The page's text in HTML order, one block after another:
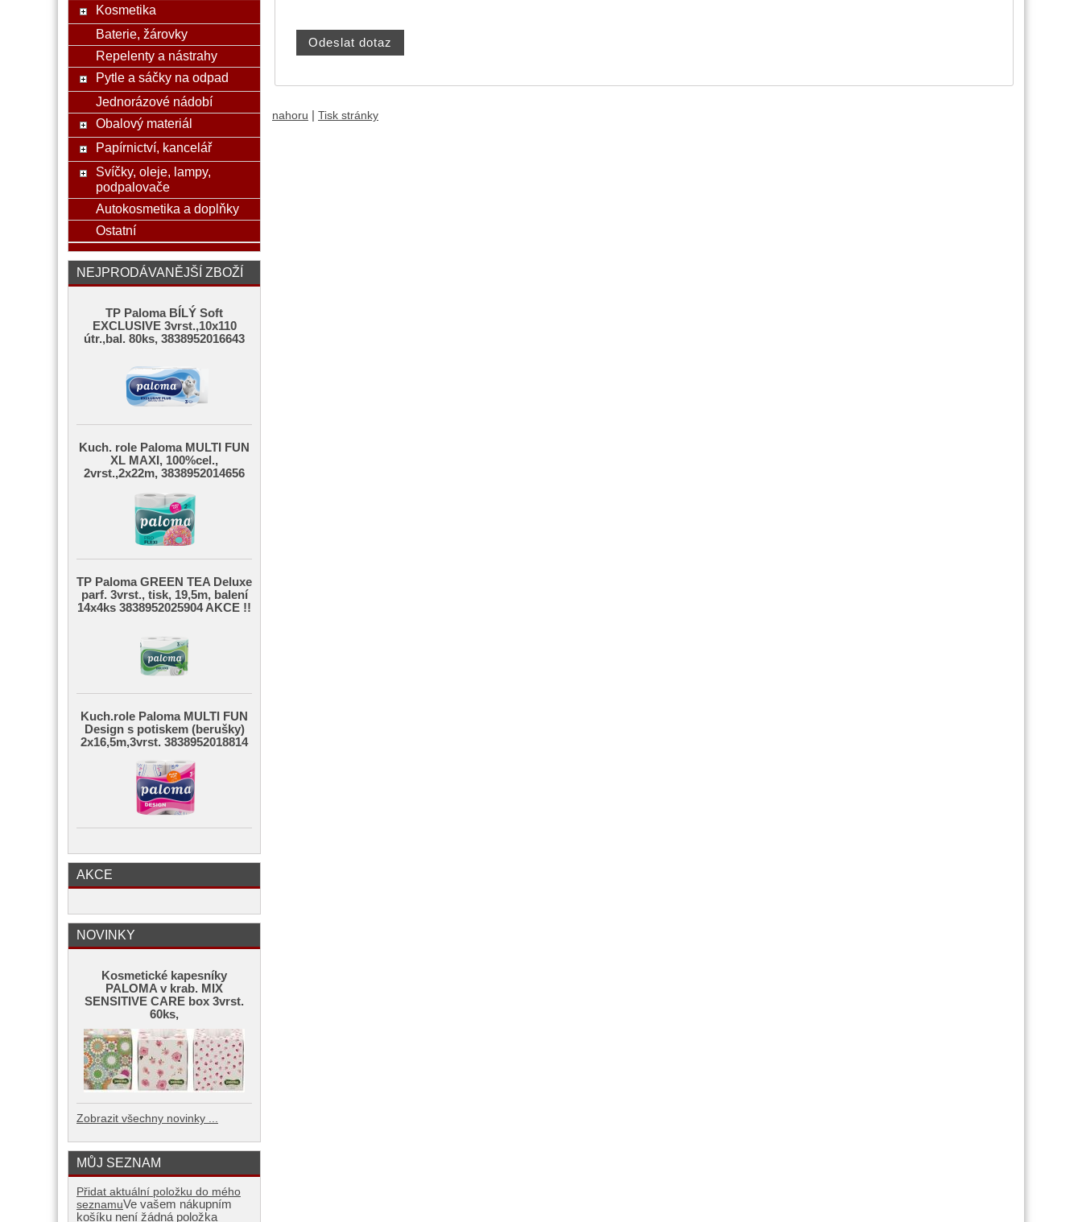
nahoru Tisk stránky
Kosmetika
Baterie, žárovky
Repelenty a nástrahy
Pytle a sáčky na odpad
Jednorázové nádobí
Obalový materiál
Papírnictví, kancelář
Svíčky, oleje, lampy,
podpalovače
Autokosmetika a doplňky
Ostatní
NEJPRODÁVANĚJŠÍ ZBOŽÍ
TP Paloma BÍLÝ Soft
EXCLUSIVE 3vrst.,10x110
útr.,bal. 80ks, 3838952016643
Kuch. role Paloma MULTI FUN
XL MAXI, 100%cel.,
2vrst.,2x22m, 3838952014656
TP Paloma GREEN TEA Deluxe
parf. 3vrst., tisk, 19,5m, balení
14x4ks 3838952025904 AKCE !!
Kuch.role Paloma MULTI FUN
Design s potiskem (berušky)
2x16,5m,3vrst. 3838952018814
AKCE
NOVINKY
Kosmetické kapesníky
PALOMA v krab. MIX
SENSITIVE CARE box 3vrst.
60ks,
Zobrazit všechny novinky ...
MŮJ SEZNAM
Přidat aktuální položku do mého
seznamuVe vašem nákupním
košíku není žádná položka